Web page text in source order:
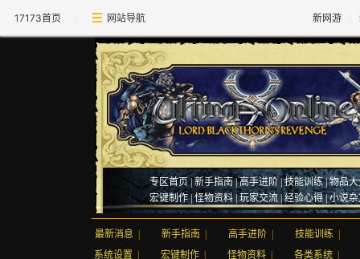
17173首页 网站导航 新网游
专区首页|新手指南 |高手进阶 |技能训练|物品
宏键制作| 怪物资料 |玩家交流 |经验心得|小说
最新消息 新手指南 高手进阶 技能训练
系统设置
宏键制作 怪物资料 各类系统